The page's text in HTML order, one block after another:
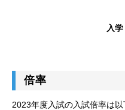
入
倍率
2023年度入試の入試倍率は